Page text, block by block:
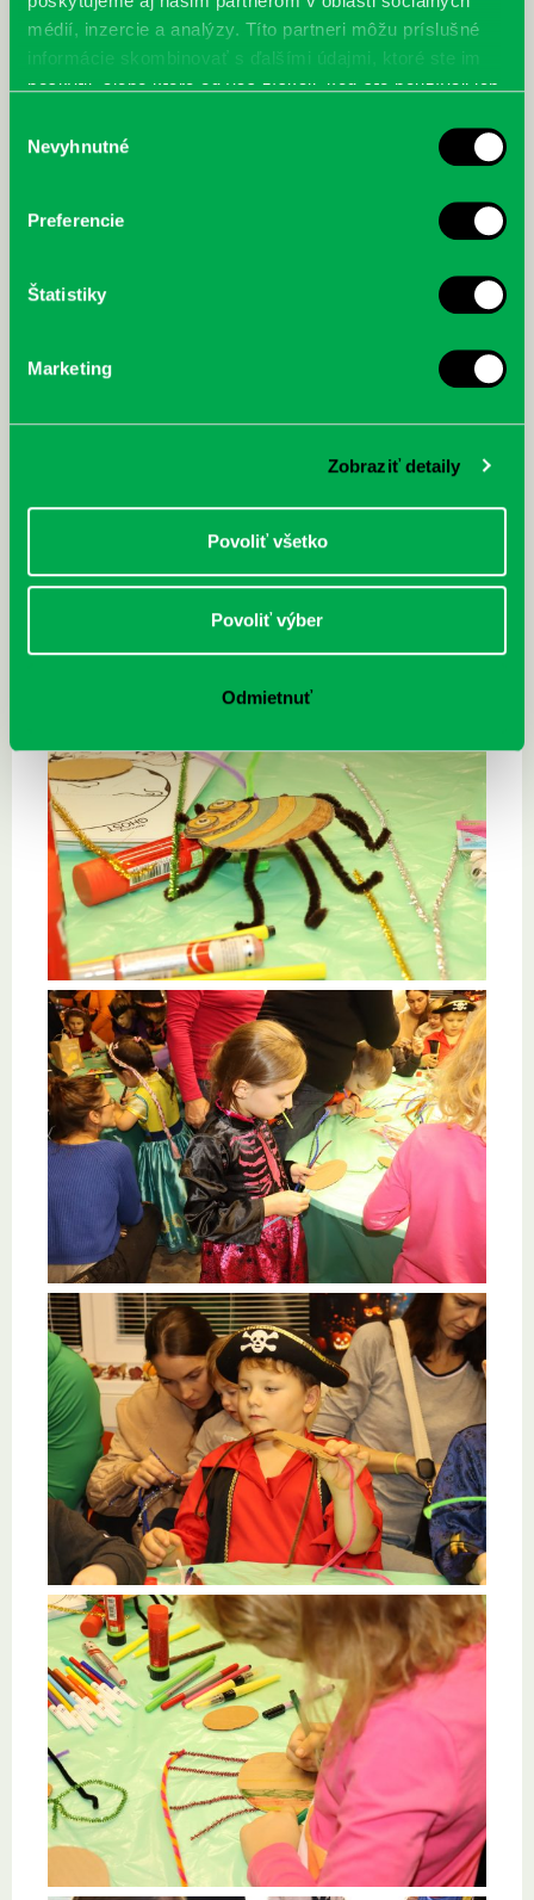
médií, inzercie a analýzy. Títo partneri môžu príslušné
informácie skombinovať s ďalšími údajmi, ktoré ste im
poskytli, alebo ktoré od vás získali, keď ste používali ich
súhlasu
Nevyhnutné
Preferencie
Štatistiky
Marketing
Zobraziť detaily
Povoliť všetko
Povoliť výber
Odmietnuť